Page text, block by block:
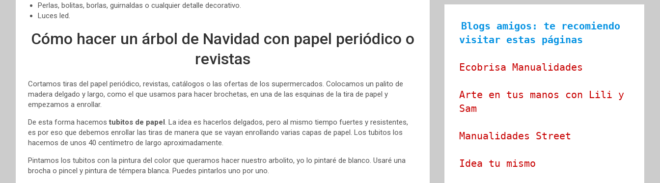
Perlas, bolitas, borlas, guirnaldas o cualquier detalle decorativo.
Luces led.
Cómo hacer un árbol de Navidad con papel periódico o
revistas
Cortamos tiras del papel periódico, revistas, catálogos o las ofertas de los supermercados. Colocamos un palito de
madera delgado y largo, como el que usamos para hacer brochetas, en una de las esquinas de la tira de papel y
empezamos a enrollar.
De esta forma hacemostubitos de papel. La idea es hacerlos delgados, pero al mismo tiempo fuertes y resistentes,
es por eso que debemos enrollar las tiras de manera que se vayan enrollando varias capas de papel. Los tubitos los
hacemos de unos 40 centímetro de largo aproximadamente.
Pintamos los tubitos con la pintura del color que queramos hacer nuestro arbolito, yo lo pintaré de blanco. Usaré una
brocha o pincel y pintura de témpera blanca. Puedes pintarlos uno por uno.
Blogs amigos: te recomiendo
visitar estas páginas
Ecobrisa Manualidades
Arte en tus manos con Lili y
Sam
Manualidades Street
Idea tu mismo